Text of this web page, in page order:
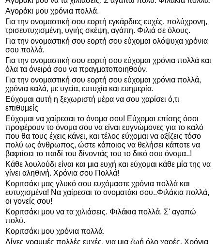
Αγοράκι μου χρόνια πολλά.
Για την ονομαστική σου εορτή εγκάρδιες ευχές, πολύχρονη,
τρισευτυχισμένη, υγιής σκέψη, αγάπη. Φιλιά σε όλους.
Για την ονομαστική σου εορτή σου εύχομαι ολόψυχα χρόνια
σου πολλά.
Για την ονομαστική σου εορτή σου εύχομαι χρόνια πολλά και
όλα τα όνειρά σου να πραγματοποιηθούν.
Για την ονομαστική σου εορτή σου εύχομαι χρόνια πολλά,
χρόνια καλά, με υγεία, ευτυχία και ευημερία.
Εύχομαι αυτή η ξεχωριστή μέρα να σου χαρίσει ό,τι
επιθυμείς
Εύχομαι να χαίρεσαι το όνομα σου! Εύχομαι επίσης όσοι
προφέρουν το όνομα σου να είναι ευγνώμονες για το καλό
που θα τους έχεις κάνει, και τέλος εύχομαι να αξίζεις τόσο
πολύ ως άνθρωπος, ώστε κάποιος να θελήσει κάποτε να
βαφτίσει το παιδί του δίνοντάς του το δικό σου όνομα..!
Κάθε λουλούδι είναι και μια ευχή και εύχομαι κάθε μία της να
γίνει αληθινή. Χρόνια σου Πολλά!
Κοριτσάκι μας γλυκό σου ευχόμαστε χρόνια πολλά και
ευτυχισμένα! Να χαίρεσαι το ονοματάκι σου..Φιλάκια πολλά,
οι γονείς σου!
Κοριτσάκι μου να τα χιλιάσεις. Φιλάκια πολλά. Σ' αγαπώ
πολύ.
Κοριτσάκι μου χρόνια πολλά.
Λίγες γραμμές πολλές ευχές, για μια ζωή όλο χαρές. Χρόνια